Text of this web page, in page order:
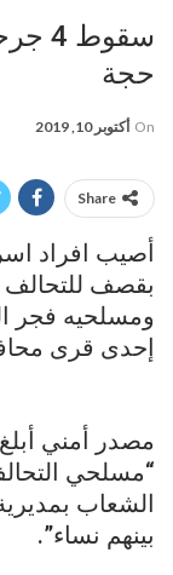
حجة
On أكتوبر 10, 2019
Share
أصيب افراد
بقصف للتحالف
ومسلحيه فجر
إحدى قرى
مصدر أمني أبلغ
“مسلحي
الشعاب
بينهم نساء”.